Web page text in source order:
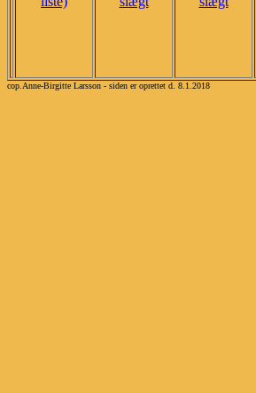
cop.Anne-Birgitte Larsson - siden er oprettet d. 8.1.2018